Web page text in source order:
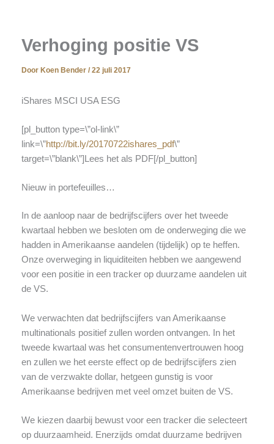
Verhoging positie VS
Door Koen Bender / 22 juli 2017
iShares MSCI USA ESG
[pl_button type=\”ol-link\”
link=\”http://bit.ly/20170722ishares_pdf\”
target=\”blank\”]Lees het als PDF[/pl_button]
Nieuw in portefeuilles…
In de aanloop naar de bedrijfscijfers over het tweede
kwartaal hebben we besloten om de onderweging die we
hadden in Amerikaanse aandelen (tijdelijk) op te heffen.
Onze overweging in liquiditeiten hebben we aangewend
voor een positie in een tracker op duurzame aandelen uit
de VS.
We verwachten dat bedrijfscijfers van Amerikaanse
multinationals positief zullen worden ontvangen. In het
tweede kwartaal was het consumentenvertrouwen hoog
en zullen we het eerste effect op de bedrijfscijfers zien
van de verzwakte dollar, hetgeen gunstig is voor
Amerikaanse bedrijven met veel omzet buiten de VS.
We kiezen daarbij bewust voor een tracker die selecteert
op duurzaamheid. Enerzijds omdat duurzame bedrijven